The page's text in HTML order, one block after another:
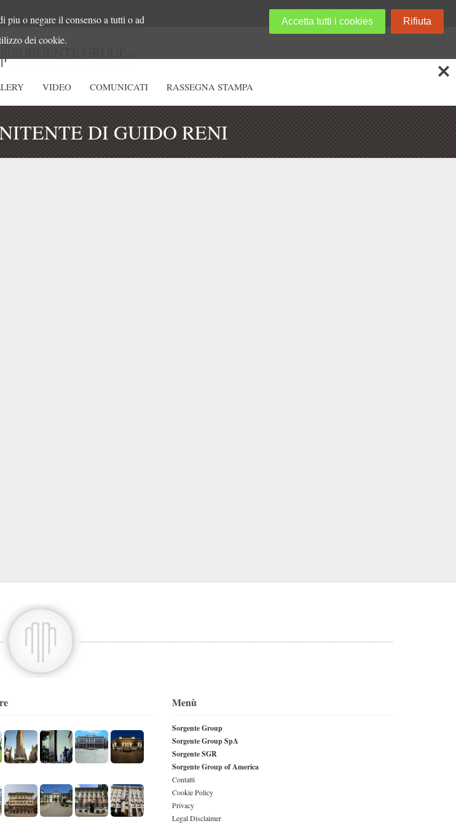
VIDEO COMUNICATI RASSEGNA STAMPA
DI GUIDO RENI
Menù
Sorgente Group
Sorgente Group SpA
Sorgente SGR
Sorgente Group of America
Contatti
Cookie Policy
Privacy
Legal Disclaimer
piu o negare il consenso a tutti o ad
dei cookie.
Accetta tutti i cookies Rifiuta